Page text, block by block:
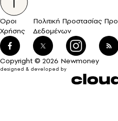
Όροι
Χρήσης
Πολιτική Προστασίας
Δεδομένων
Copyright © 2026 Newmoney
designed & developed by